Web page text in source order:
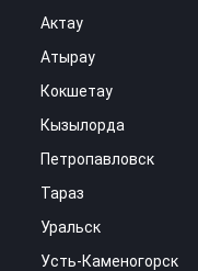
Актау
Атырау
Кокшетау
Кызылорда
Петропавловск
Тараз
Уральск
Усть-Каменогорск